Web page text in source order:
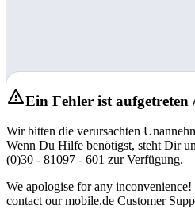
Ein Fehler ist
Wir bitten die verursachten
Wenn Du Hilfe benötigst, steht Dir
(0)30 - 81097 - 601 zur Verfügung.
We apologise for any
contact our mobile.de Customer